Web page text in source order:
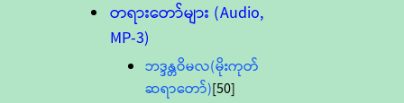
တရားတော်များ (Audio,
MP-3)
ဘဒ္ဒန္တဝိမလ(မိုးကုတ်
ဆရာတော်)[50]